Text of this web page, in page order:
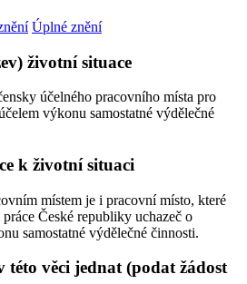
Úplné znění
životní situace
účelného pracovního místa pro
výkonu samostatné výdělečné
k životní situaci
místem je i pracovní místo, které
České republiky uchazeč o
samostatné výdělečné činnosti.
věci jednat (podat žádost